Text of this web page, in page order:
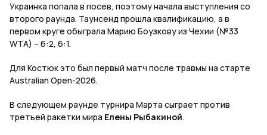
Украинка попала в посев, поэтому начала выступления со
второго раунда. Таунсенд прошла квалификацию, а в
первом круге обыграла Марию Боузкову из Чехии (№33
WTA) – 6:2, 6:1.
Для Костюк это был первый матч после травмы на старте
Australian Open-2026.
В следующем раунде турнира Марта сыграет против
третьей ракетки мира Елены Рыбакиной.